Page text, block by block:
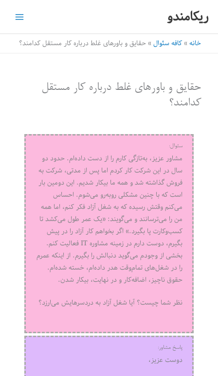
ریکامندو
خانه کافه سئوال حقایق و باورهای غلط درباره کار مستقل کدامند؟
حقایق و باورهای غلط درباره کار مستقل
کدامند؟
سئوال:
مشاور عزیز، به‌تازگی کارم را از دست داده‌ام. حدود دو
سال در این شرکت کار کردم اما پس از مدتی، شرکت به
فروش گذاشته شد و همه ما بیکار شدیم. این دومین بار
است که با چنین مشکلی روبه‌رو می‌شوم. احساس
می‌کنم وقتش رسیده که به شغل آزاد فکر کنم، اما همه
من را می‌ترسانند و می‌گویند: «یک عمر طول می‌کشد تا
کسب‌وکارت پا بگیرد.» اگر بخواهم کار آزاد را در پیش
بگیرم، دوست دارم در زمینه مشاوره IT فعالیت کنم.
بخشی از وجودم می‌گوید دنبالش را بگیرم. از اینکه عمرم
را در شغل‌های تمام‌وقت هدر داده‌ام، خسته شده‌ام.
حقوق ناچیز، اضافه‌کار و در نهایت، بیکار شدن.
نظر شما چیست؟ آیا شغل آزاد به دردسرهایش می‌ارزد؟
پاسخ مشاور:
دوست عزیز،